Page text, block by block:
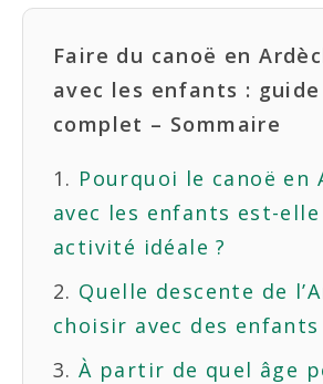
Faire du canoë en
avec les enfants : guide
complet – Sommaire
Pourquoi le canoë en
avec les enfants est-elle
activité idéale ?
Quelle descente de
choisir avec des enfants
À partir de quel âge